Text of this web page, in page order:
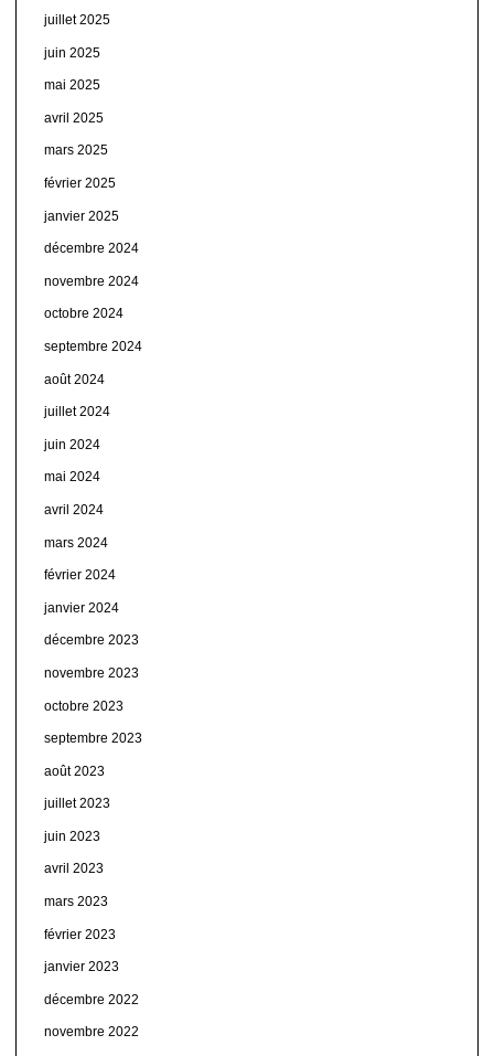
juillet 2025
juin 2025
mai 2025
avril 2025
mars 2025
février 2025
janvier 2025
décembre 2024
novembre 2024
octobre 2024
septembre 2024
août 2024
juillet 2024
juin 2024
mai 2024
avril 2024
mars 2024
février 2024
janvier 2024
décembre 2023
novembre 2023
octobre 2023
septembre 2023
août 2023
juillet 2023
juin 2023
avril 2023
mars 2023
février 2023
janvier 2023
décembre 2022
novembre 2022